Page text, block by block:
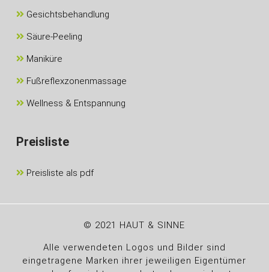
Gesichtsbehandlung
Säure-Peeling
Maniküre
Fußreflexzonenmassage
Wellness & Entspannung
Preisliste
Preisliste als pdf
© 2021 HAUT & SINNE
Alle verwendeten Logos und Bilder sind
eingetragene Marken ihrer jeweiligen Eigentümer